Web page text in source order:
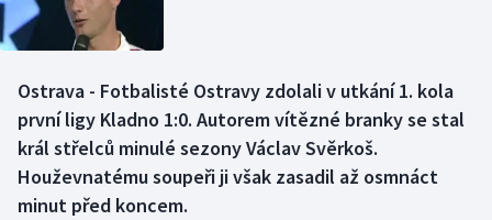
Biatlon
Boby a skeleton
Box
Curling
Aplikace ČT sport
AZ kvíz
Ostrava - Fotbalisté Ostravy zdolali v utkání 1. kola
první ligy Kladno 1:0. Autorem vítězné branky se stal
král střelců minulé sezony Václav Svěrkoš.
Houževnatému soupeři ji však zasadil až osmnáct
minut před koncem.